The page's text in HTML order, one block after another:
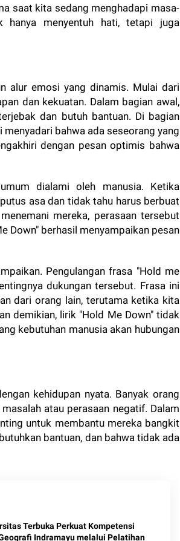
saat kita sedang menghadapi masa-
menyentuh hati, tetapi juga
alur emosi yang dinamis. Mulai dari
dan kekuatan. Dalam bagian awal,
dan butuh bantuan. Di bagian
bahwa ada seseorang yang
dengan pesan optimis bahwa
dialami oleh manusia. Ketika
asa dan tidak tahu harus berbuat
mereka, perasaan tersebut
Down" berhasil menyampaikan pesan
Pengulangan frasa "Hold me
dukungan tersebut. Frasa ini
dari orang lain, terutama ketika kita
demikian, lirik "Hold Me Down" tidak
kebutuhan manusia akan hubungan
kehidupan nyata. Banyak orang
atau perasaan negatif. Dalam
untuk membantu mereka bangkit
bantuan, dan bahwa tidak ada
Terbuka Perkuat Kompetensi
Indramayu melalui Pelatihan